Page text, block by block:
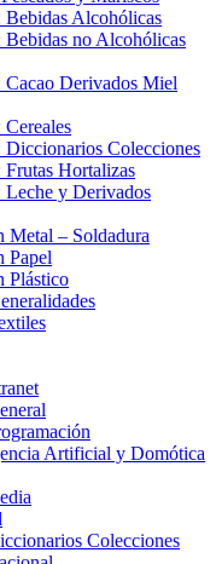
Alcohólicas
no Alcohólicas
Derivados Miel
Colecciones
Hortalizas
y Derivados
Metal – Soldadura
Papel
Plástico
Artificial y Domótica
Colecciones